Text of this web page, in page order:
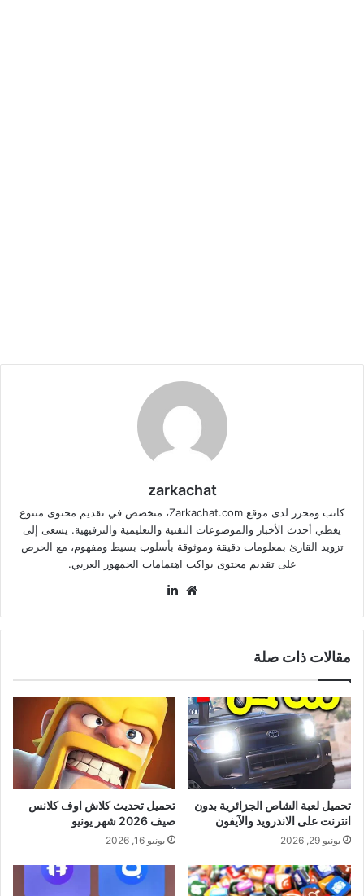
zarkachat
كاتب ومحرر لدى موقع Zarkachat.com، متخصص في تقديم محتوى متنوع
يغطي أحدث الأخبار والموضوعات التقنية والتعليمية والترفيهية. يسعى إلى
تزويد القارئ بمعلومات دقيقة وموثوقة بأسلوب بسيط ومفهوم، مع الحرص
على تقديم محتوى يواكب اهتمامات الجمهور العربي.
موقع
مقالات ذات صلة
تحميل لعبة الشاص الجزائرية بدون
انترنت على الاندرويد والآيفون
يونيو 29, 2026
تحميل تحديث كلاش اوف كلانس
صيف 2026 شهر يونيو
يونيو 16, 2026